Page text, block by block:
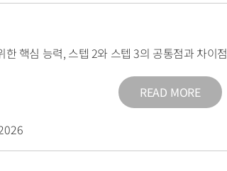
한 핵심 능력, 스텝 2와 스텝 3의 공통점과 차이점
READ MORE